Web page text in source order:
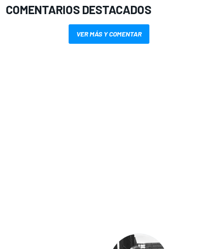
COMENTARIOS DESTACADOS
VER MÁS Y COMENTAR